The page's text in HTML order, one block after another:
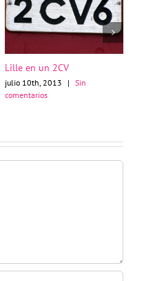
Lille en un 2CV
julio 10th, 2013 | Sin
comentarios